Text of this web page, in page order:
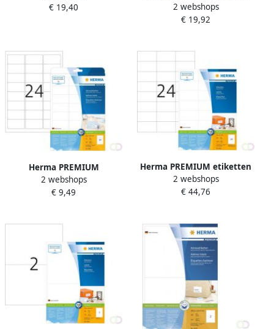
permanent klevend J8162-
€ 19,40
dubbel 140 x 50 mm
permanent hechtend
2 webshops
€ 19,92
Herma PREMIUM
adresetiketten A4 63 5 x 33
9 mm wit permanent
2 webshops
€ 9,49
Herma PREMIUM etiketten
4615 A4 70 x 37 mm wit
permanent hechtend
2 webshops
€ 44,76